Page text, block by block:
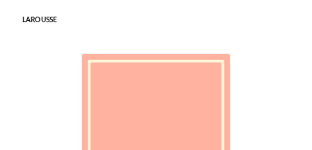
LAROUSSE